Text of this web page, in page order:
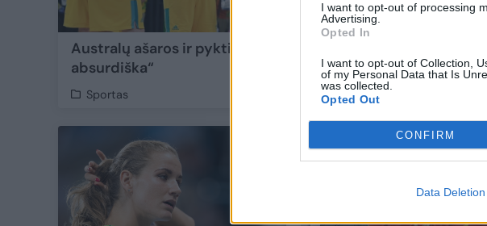
I want to opt-out of processing
Advertising.
Opted In
I want to opt-out of Collection,
of my Personal Data that Is
was collected.
Opted Out
CONFIRM
Data Deletion
Australų ašaros ir pyktis po pralaimėjimo: „Tai
absurdiška“
Sportas
žada